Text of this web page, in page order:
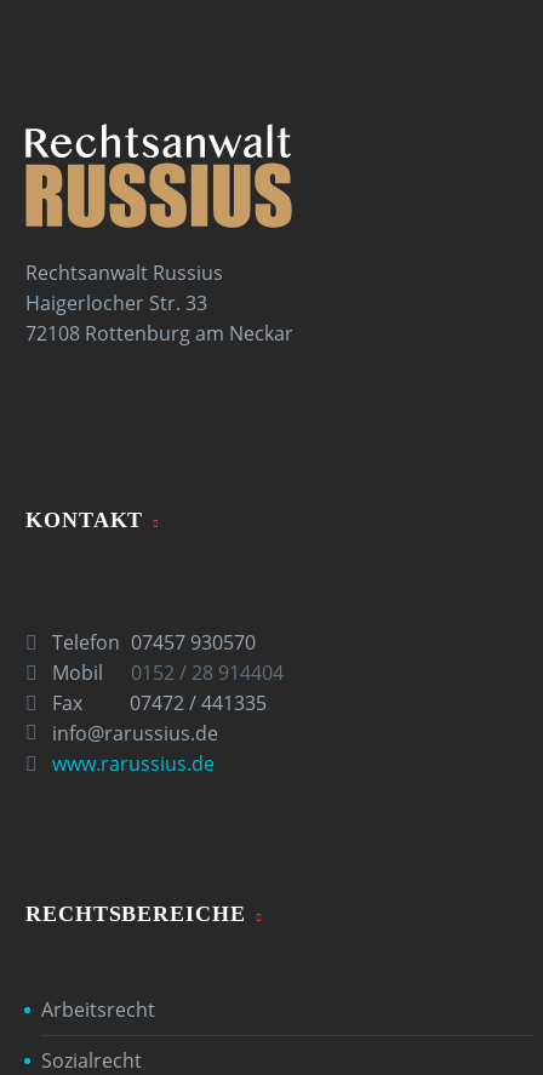
Rechtsanwalt Russius
Haigerlocher Str. 33
72108 Rottenburg am Neckar
KONTAKT
Telefon 07457 930570
Mobil
0152 / 28 914404
Fax
07472 / 441335
info@rarussius.de
www.rarussius.de
RECHTSBEREICHE
Arbeitsrecht
Sozialrecht